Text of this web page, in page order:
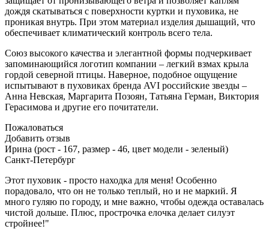
дождя скатываться с поверхности куртки и пуховика, не
проникая внутрь. При этом материал изделия дышащий, что
обеспечивает климатический контроль всего тела.
Союз высокого качества и элегантной формы подчеркивает
запоминающийся логотип компании – легкий взмах крыла
гордой северной птицы. Наверное, подобное ощущение
испытывают в пуховиках бренда AVI российские звезды –
Анна Невская, Маргарита Позоян, Татьяна Герман, Виктория
Герасимова и другие его почитатели.
Пожаловаться
Добавить отзыв
Ирина (рост - 167, размер - 46, цвет модели - зеленый)
Санкт-Петербург
Этот пуховик - просто находка для меня! Особенно
порадовало, что он не только теплый, но и не маркий. Я
много гуляю по городу, и мне важно, чтобы одежда оставалась
чистой дольше. Плюс, прострочка елочка делает силуэт
стройнее!"